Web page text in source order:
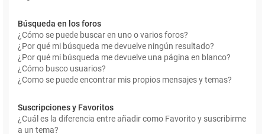
Búsqueda en los foros
¿Cómo se puede buscar en uno o varios foros?
¿Por qué mi búsqueda me devuelve ningún resultado?
¿Por qué mi búsqueda me devuelve una página en blanco?
¿Cómo busco usuarios?
¿Como se puede encontrar mis propios mensajes y temas?
Suscripciones y Favoritos
¿Cuál es la diferencia entre añadir como Favorito y suscribirme
a un tema?